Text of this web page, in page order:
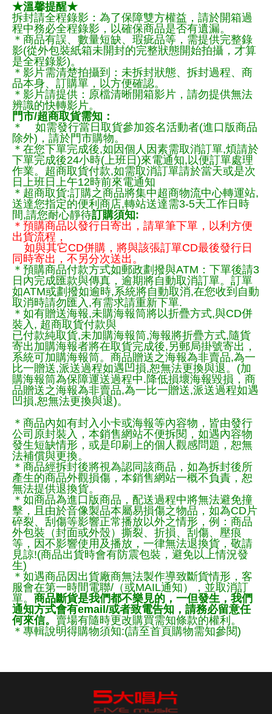
★溫馨提醒★
拆封請全程錄影：為了保障雙方權益，請於開箱過
程中務必全程錄影，以確保商品是否有遺漏。
＊商品有誤、數量短缺、瑕疵品等，需提供完整錄
影(從外包裝紙箱未開封的完整狀態開始拍攝，才算
是全程錄影)。
＊影片需清楚拍攝到：未拆封狀態、拆封過程、商
品本身、訂購單，以方便確認。
＊影片請提供：原檔清晰開箱影片，請勿提供無法
辨識的快轉影片。
門市/超商取貨需知：
＊ 如需發行當日取貨參加簽名活動者(進口版商品
除外)，請於門市購物。
＊在您下單完成後,如因個人因素需取消訂單,煩請於
下單完成後24小時(上班日)來電通知,以便訂單處理
作業。超商取貨付款,如需取消訂單請於當天或是次
日上班日上午12時前來電通知
＊超商取貨:訂購之商品將集中超商物流中心轉運站,
送達您指定的便利商店,轉站送達需3-5天工作日時
間,請您耐心靜待訂購須知:
＊預購商品以發行日寄出，請單筆下單，以利方便
出貨流程，
如與其它CD併購，將與該張訂單CD最後發行日
同時寄出，不另分次送出。
＊預購商品付款方式如郵政劃撥與ATM：下單後請3
日內完成匯款與傳真，逾期將自動取消訂單。訂單
如ATM或劃撥如逾時,系統將自動取消,在您收到自動
取消時請勿匯入,有需求請重新下單.
＊如有贈送海報,未購海報筒將以折疊方式,與CD併
裝入, 超商取貨付款與
已付款純取貨,未加購海報筒,海報將折疊方式,隨貨
寄出加購海報者將在取貨完成後,另郵局掛號寄出，
系統可加購海報筒。商品贈送之海報為非賣品,為一
比一贈送,派送過程如遇凹損,恕無法更換與退。(加
購海報筒為保障運送過程中.降低損壞海報毀損，商
品贈送之海報為非賣品,為一比一贈送,派送過程如遇
凹損,恕無法更換與退)。
＊商品內如有封入小卡或海報等內容物，皆由發行
公司原封裝入，本銷售網站不便拆閱，如遇內容物
發生短缺情形，或是印刷上的個人觀感問題，恕無
法補償與更換。
＊商品經拆封後將視為認同該商品，如為拆封後所
產生的商品外觀損傷，本銷售網站一概不負責，恕
無法提供退換貨。
＊如商品為進口版商品，配送過程中將無法避免撞
擊，且由於音像製品本屬易損傷之物品，如為CD片
碎裂、刮傷等影響正常播放以外之情形，例：商品
外包裝（封面或外殼）撕裂、折損、刮傷、壓痕
等，因不影響使用及播放，一律無法退換貨，敬請
見諒!(商品出貨時會有防震包裝，避免以上情況發
生)
＊如遇商品因出貨廠商無法製作導致斷貨情形，客
服會在第一時間電聯/（或MAIL通知），並取消訂
單。 商品斷貨是我們都不樂見的，一但發生，我們
通知方式會有email/或者致電告知，請務必留意任
何來信。 賣場有隨時更改購買需知條款的權利。
＊專輯說明得購物須知:(請至首頁購物需知參閱)